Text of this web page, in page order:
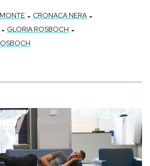
- CRONACA NERA -
- GLORIA ROSBOCH -